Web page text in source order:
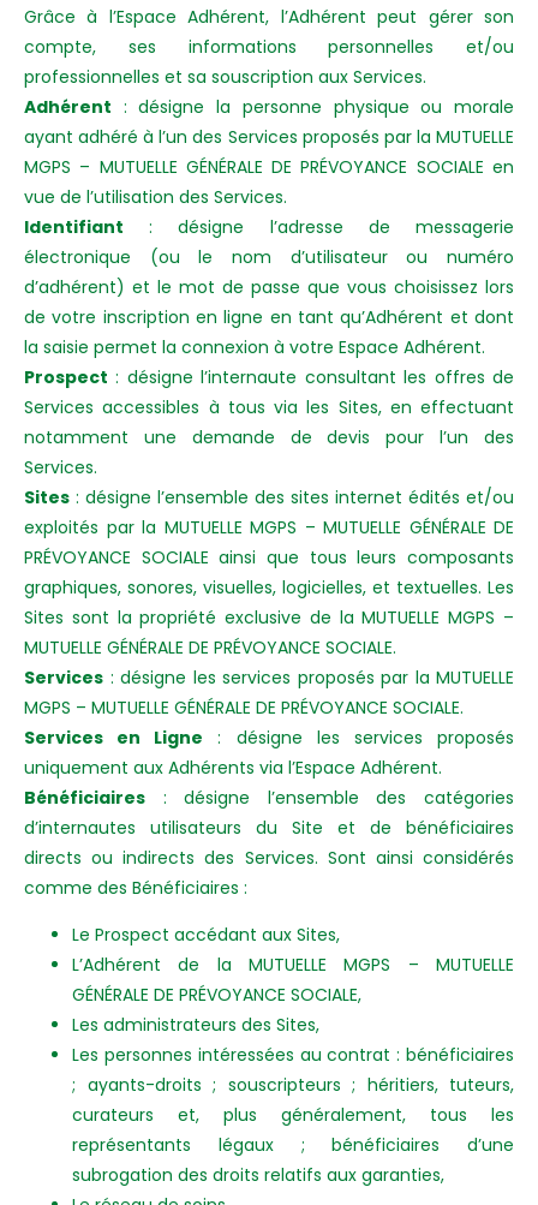
Grâce à l’Espace Adhérent, l’Adhérent peut gérer son
compte, ses informations personnelles et/ou
professionnelles et sa souscription aux Services.
Adhérent : désigne la personne physique ou morale
ayant adhéré à l’un des Services proposés par la MUTUELLE
MGPS – MUTUELLE GÉNÉRALE DE PRÉVOYANCE SOCIALE en
vue de l’utilisation des Services.
Identifiant : désigne l’adresse de messagerie
électronique (ou le nom d’utilisateur ou numéro
d’adhérent) et le mot de passe que vous choisissez lors
de votre inscription en ligne en tant qu’Adhérent et dont
la saisie permet la connexion à votre Espace Adhérent.
Prospect : désigne l’internaute consultant les offres de
Services accessibles à tous via les Sites, en effectuant
notamment une demande de devis pour l’un des
Services.
Sites : désigne l’ensemble des sites internet édités et/ou
exploités par la MUTUELLE MGPS – MUTUELLE GÉNÉRALE DE
PRÉVOYANCE SOCIALE ainsi que tous leurs composants
graphiques, sonores, visuelles, logicielles, et textuelles. Les
Sites sont la propriété exclusive de la MUTUELLE MGPS –
MUTUELLE GÉNÉRALE DE PRÉVOYANCE SOCIALE.
Services : désigne les services proposés par la MUTUELLE
MGPS – MUTUELLE GÉNÉRALE DE PRÉVOYANCE SOCIALE.
Services en Ligne : désigne les services proposés
uniquement aux Adhérents via l’Espace Adhérent.
Bénéficiaires : désigne l’ensemble des catégories
d’internautes utilisateurs du Site et de bénéficiaires
directs ou indirects des Services. Sont ainsi considérés
comme des Bénéficiaires :
Le Prospect accédant aux Sites,
L’Adhérent de la MUTUELLE MGPS – MUTUELLE
GÉNÉRALE DE PRÉVOYANCE SOCIALE,
Les administrateurs des Sites,
Les personnes intéressées au contrat : bénéficiaires
; ayants-droits ; souscripteurs ; héritiers, tuteurs,
curateurs et, plus généralement, tous les
représentants légaux ; bénéficiaires d’une
subrogation des droits relatifs aux garanties,